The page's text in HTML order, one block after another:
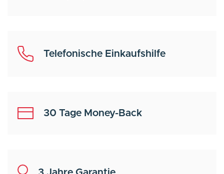
Telefonische Einkaufshilfe
30 Tage Money-Back